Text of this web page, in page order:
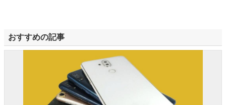
おすすめの記事